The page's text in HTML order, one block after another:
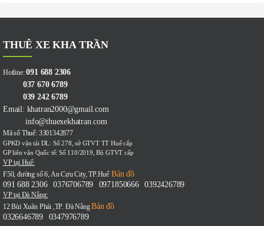
THUÊ XE KHA TRẦN
Hotline:091 688 2306
037 670 6789
039 242 6789
Email: khatran2000@gmail.com
info@thuexekhatran.com
Mã số Thuế: 3301342877
GPKD vận tải DL: Số 278, sở GTVT TT Huế cấp
GP liên vận Quốc tế: Số 110/2019, Bộ GTVT cấp
VP tại Huế:
F50, đường số 6, An Cựu City, TP.HuếBản đồ
091 688 2306
-0376706789 0971850666 -0392426789
VP tại Đà Nẵng:
12 Bùi Xuân Phái ,TP. Đà NẵngBản đồ
0326646789
0347976789